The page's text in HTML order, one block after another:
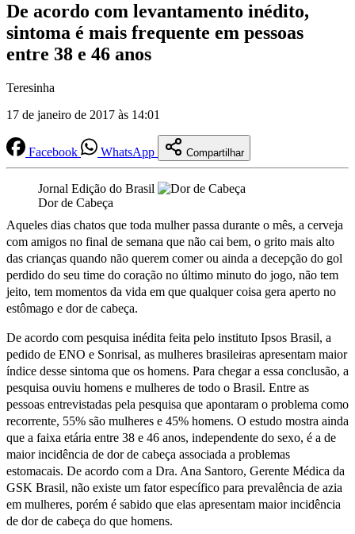
De acordo com levantamento inédito,
sintoma é mais frequente em pessoas
entre 38 e 46 anos
Teresinha
17 de janeiro de 2017 às 14:01
Facebook WhatsApp Compartilhar
Jornal Edição do Brasil
Dor de Cabeça
Aqueles dias chatos que toda mulher passa durante o mês, a cerveja
com amigos no final de semana que não cai bem, o grito mais alto
das crianças quando não querem comer ou ainda a decepção do gol
perdido do seu time do coração no último minuto do jogo, não tem
jeito, tem momentos da vida em que qualquer coisa gera aperto no
estômago e dor de cabeça.
De acordo com pesquisa inédita feita pelo instituto Ipsos Brasil, a
pedido de ENO e Sonrisal, as mulheres brasileiras apresentam maior
índice desse sintoma que os homens. Para chegar a essa conclusão, a
pesquisa ouviu homens e mulheres de todo o Brasil. Entre as
pessoas entrevistadas pela pesquisa que apontaram o problema como
recorrente, 55% são mulheres e 45% homens. O estudo mostra ainda
que a faixa etária entre 38 e 46 anos, independente do sexo, é a de
maior incidência de dor de cabeça associada a problemas
estomacais. De acordo com a Dra. Ana Santoro, Gerente Médica da
GSK Brasil, não existe um fator específico para prevalência de azia
em mulheres, porém é sabido que elas apresentam maior incidência
de dor de cabeça do que homens.